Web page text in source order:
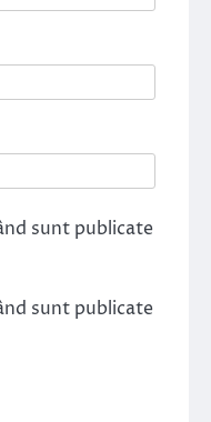
sunt publicate
sunt publicate